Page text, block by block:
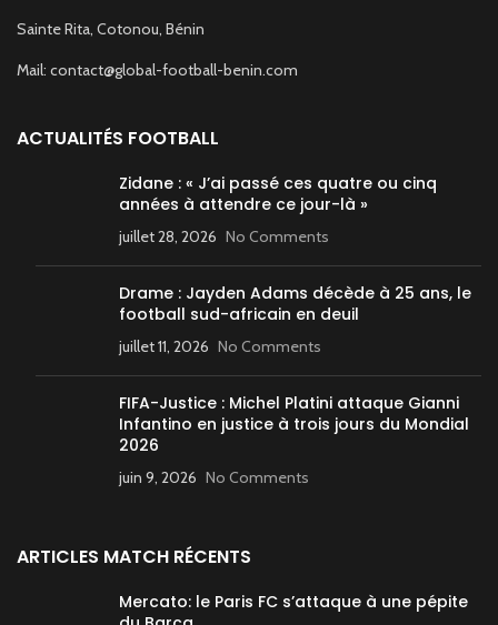
Sainte Rita, Cotonou, Bénin
Mail: contact@global-football-benin.com
ACTUALITÉS FOOTBALL
Zidane : « J’ai passé ces quatre ou cinq
années à attendre ce jour-là »
juillet 28, 2026 No Comments
Drame : Jayden Adams décède à 25 ans, le
football sud-africain en deuil
juillet 11, 2026 No Comments
FIFA-Justice : Michel Platini attaque Gianni
Infantino en justice à trois jours du Mondial
2026
juin 9, 2026 No Comments
ARTICLES MATCH RÉCENTS
Mercato: le Paris FC s’attaque à une pépite